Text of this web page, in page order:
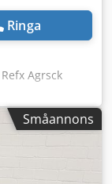
x 508 mm
120 mm x
sidor).
tjockt papper).
Ringa
Agrsck
- Antal
Signalynx
Småannons